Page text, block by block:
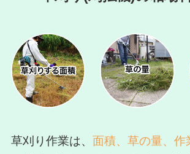
草刈り作業は、 面積、草の量、作